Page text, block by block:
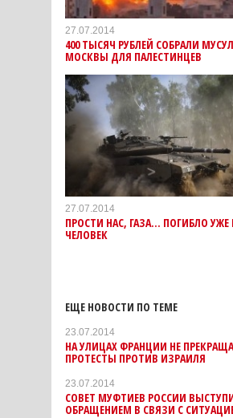
27.07.2014
400 ТЫСЯЧ РУБЛЕЙ СОБРАЛИ
МОСКВЫ ДЛЯ ПАЛЕСТИНЦЕВ
27.07.2014
ПРОСТИ НАС, ГАЗА... ПОГИБЛО УЖЕ
ЧЕЛОВЕК
ЕЩЕ НОВОСТИ ПО ТЕМЕ
23.07.2014
НА УЛИЦАХ ФРАНЦИИ НЕ
ПРОТЕСТЫ ПРОТИВ ИЗРАИЛЯ
23.07.2014
СОВЕТ МУФТИЕВ РОССИИ
ОБРАЩЕНИЕМ В СВЯЗИ С